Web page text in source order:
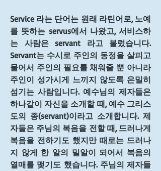
Service 라는 단어는 원래 라틴어로, 노예
를 뜻하는 servus에서 나왔고, 서비스하
는 사람은 servant 라고 불렀습니다.
Servant는 수시로 주인의 동정을 살피고
물어서 주인의 필요를 채워줄 뿐 아니라
주인이 성가시게 느끼지 않도록 은밀히
섬기는 사람입니다. 예수님의 제자들은
하나같이 자신을 소개할 때, 예수 그리스
도의 종(servant)이라고 소개합니다. 제
자들은 주님의 복음을 전할 때, 드러나게
복음을 전하기도 했지만 때로는 드러나
지 않게 한 알의 밀알이 되어서 복음의
열매를 맺기도 했습니다. 주님의 제자들